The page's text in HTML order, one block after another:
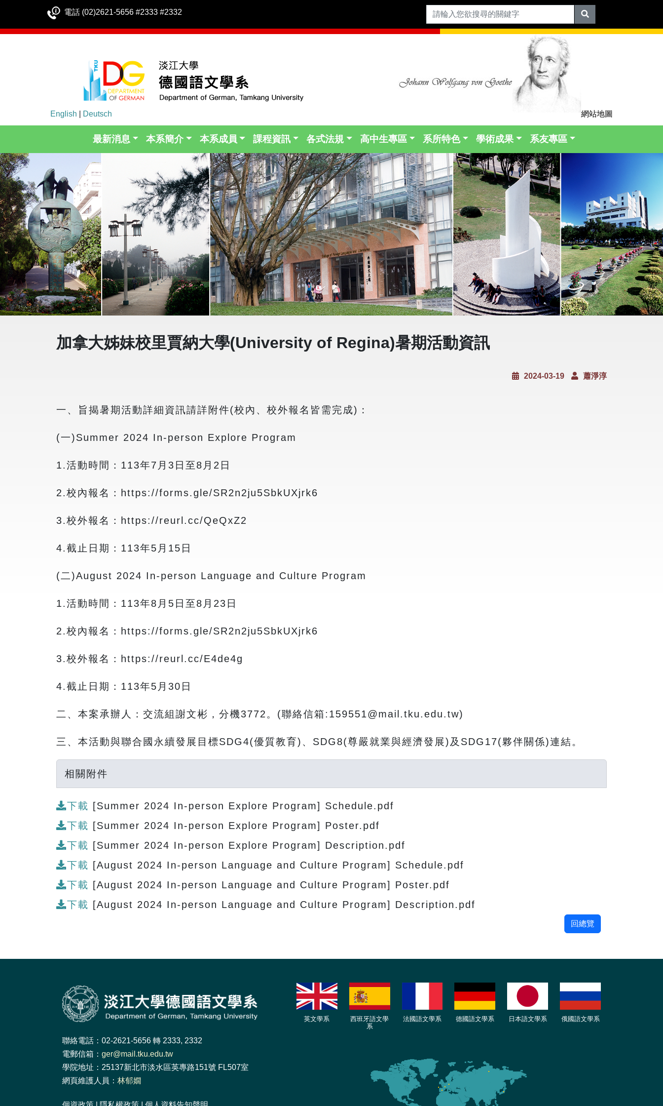
電話 (02)2621-5656 #2333 #2332
English Deutsch 網站地圖
最新消息 本系簡介 本系成員 課程資訊 各式法規 高中生專區 系所特色 學術成果 系友專區
加拿大姊妹校里賈納大學(University of Regina)暑期活動資訊
2024-03-19 蕭淨淳
一、旨揭暑期活動詳細資訊請詳附件(校內、校外報名皆需完成)：
(一)Summer 2024 In-person Explore Program
1.活動時間：113年7月3日至8月2日
2.校內報名：https://forms.gle/SR2n2ju5SbkUXjrk6
3.校外報名：https://reurl.cc/QeQxZ2
4.截止日期：113年5月15日
(二)August 2024 In-person Language and Culture Program
1.活動時間：113年8月5日至8月23日
2.校內報名：https://forms.gle/SR2n2ju5SbkUXjrk6
3.校外報名：https://reurl.cc/E4de4g
4.截止日期：113年5月30日
二、本案承辦人：交流組謝文彬，分機3772。(聯絡信箱:159551@mail.tku.edu.tw)
三、本活動與聯合國永續發展目標SDG4(優質教育)、SDG8(尊嚴就業與經濟發展)及SDG17(夥伴關係)連結。
相關附件
下載
[Summer 2024 In-person Explore Program] Schedule.pdf
下載
[Summer 2024 In-person Explore Program] Poster.pdf
下載
[Summer 2024 In-person Explore Program] Description.pdf
下載
[August 2024 In-person Language and Culture Program] Schedule.pdf
下載
[August 2024 In-person Language and Culture Program] Poster.pdf
下載
[August 2024 In-person Language and Culture Program] Description.pdf
回總覽
聯絡電話：02-2621-5656 轉 2333, 2332
電郵信箱： ger@mail.tku.edu.tw
學院地址：25137新北市淡水區英專路151號 FL507室
網頁維護人員： 林郁嫺
英文學系
西班牙語文學
系
法國語文學系 德國語文學系 日本語文學系 俄國語文學系